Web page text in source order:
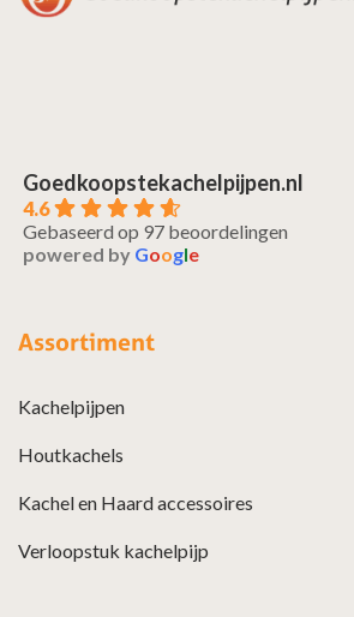
Goedkoopstekachelpijpen.nl
4.6
Gebaseerd op 97 beoordelingen
powered by Google
Assortiment
Kachelpijpen
Houtkachels
Kachel en Haard accessoires
Verloopstuk kachelpijp